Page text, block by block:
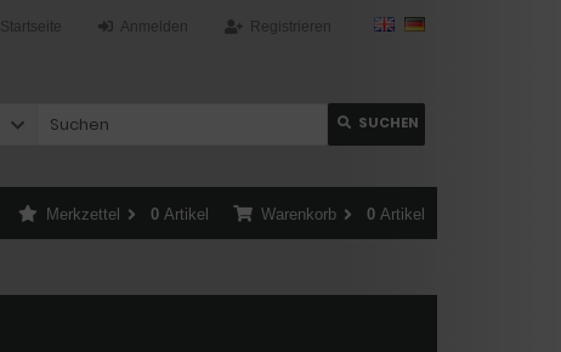
Registrieren
Anmelden
Startseite
SUCHEN
Warenkorb 0 Artikel
Merkzettel 0 Artikel